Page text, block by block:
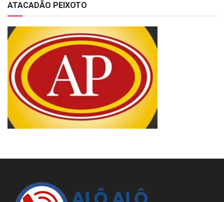
ATACADÃO PEIXOTO